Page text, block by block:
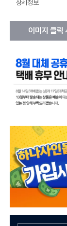
상세정보
이미지 클릭